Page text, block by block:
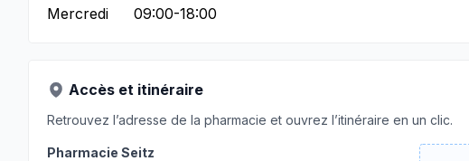
Mercredi
09:00-18:00
Accès et itinéraire
Retrouvez l’adresse de la pharmacie et ouvrez l’itinéraire en un clic.
Pharmacie Seitz